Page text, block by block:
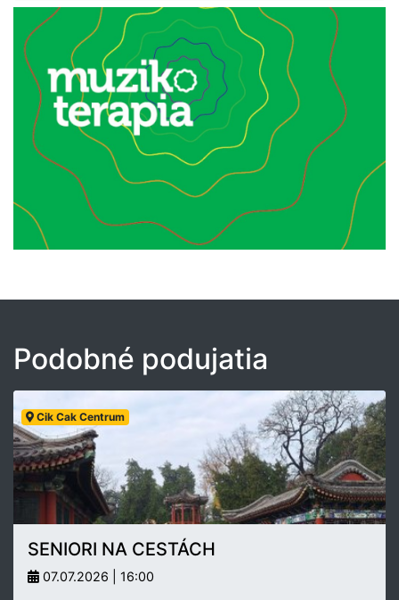
Podobné podujatia
Cik Cak Centrum
SENIORI NA CESTÁCH
07.07.2026 | 16:00